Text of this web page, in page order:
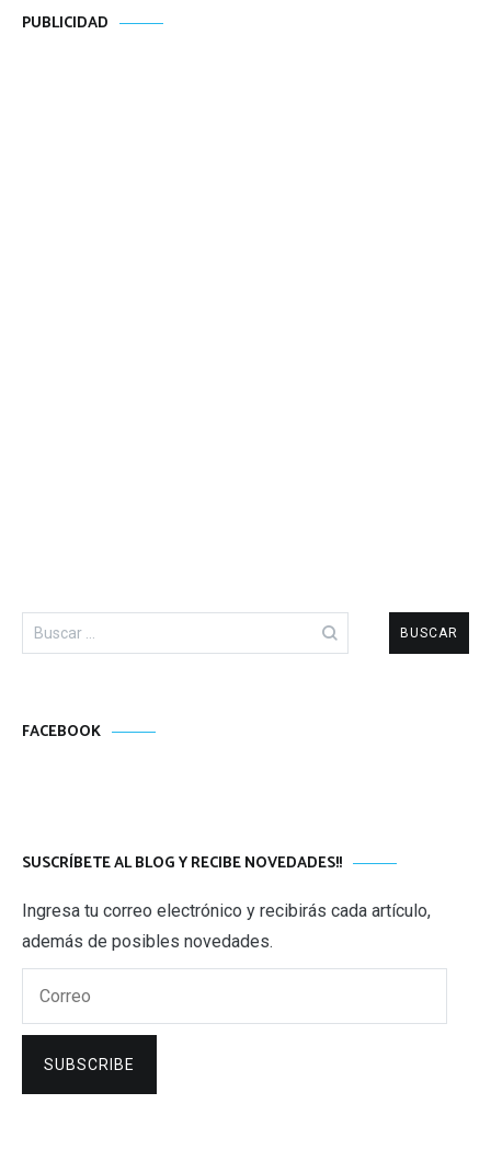
PUBLICIDAD
Buscar:
FACEBOOK
SUSCRÍBETE AL BLOG Y RECIBE NOVEDADES!!
Ingresa tu correo electrónico y recibirás cada artículo,
además de posibles novedades.
SUBSCRIBE